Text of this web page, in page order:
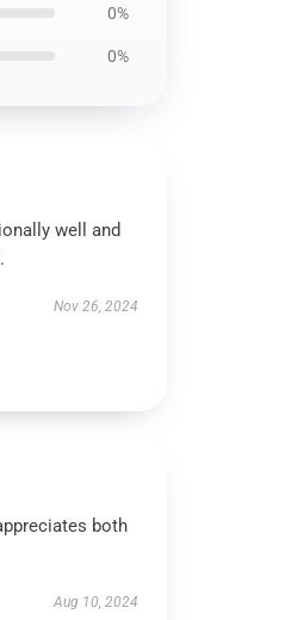
0%
0%
well and
Nov 26, 2024
both
Aug 10, 2024